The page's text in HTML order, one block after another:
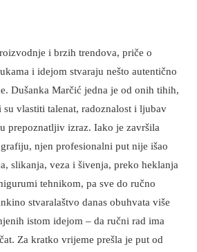
i brzih trendova, priče o
i idejom stvaraju nešto autentično
Dušanka Marčić jedna je od onih tihih,
vlastiti talenat, radoznalost i ljubav
prepoznatljiv izraz. Iako je završila
njen profesionalni put nije išao
slikanja, veza i šivenja, preko heklanja
tehnikom, pa sve do ručno
stvaralaštvo danas obuhvata više
istom idejom – da ručni rad ima
Za kratko vrijeme prešla je put od